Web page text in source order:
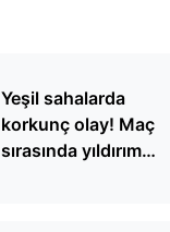
Yeşil sahalarda
korkunç olay! Maç
sırasında yıldırım